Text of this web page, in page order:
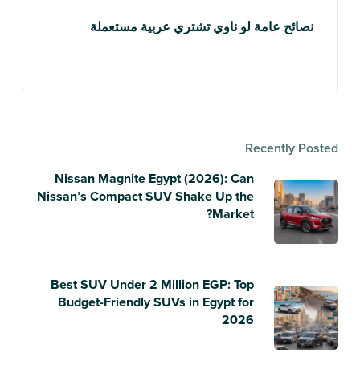
نصائح عامة لو ناوي تشتري عربية مستعملة
Recently Posted
Nissan Magnite Egypt (2026): Can
Nissan’s Compact SUV Shake Up the
Market?
Best SUV Under 2 Million EGP: Top
Budget-Friendly SUVs in Egypt for
2026